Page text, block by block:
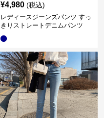
¥4,980 (税込)
レディースジーンズパンツ すっ
きりストレートデニムパンツ